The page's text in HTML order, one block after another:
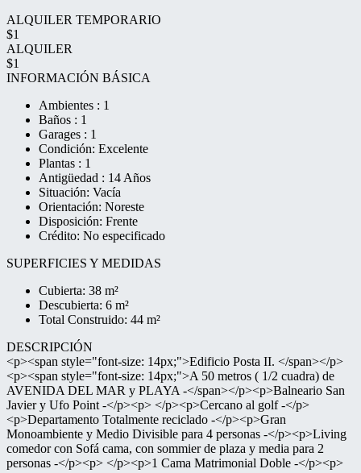
ALQUILER TEMPORARIO
$1
ALQUILER
$1
INFORMACIÓN BÁSICA
Ambientes : 1
Baños : 1
Garages : 1
Condición: Excelente
Plantas : 1
Antigüedad : 14 Años
Situación: Vacía
Orientación: Noreste
Disposición: Frente
Crédito: No especificado
SUPERFICIES Y MEDIDAS
Cubierta: 38 m²
Descubierta: 6 m²
Total Construido: 44 m²
DESCRIPCIÓN
<p><span style="font-size: 14px;">Edificio Posta II. </span></p>
<p><span style="font-size: 14px;">A 50 metros ( 1/2 cuadra) de
AVENIDA DEL MAR y PLAYA -</span></p><p>Balneario San
Javier y Ufo Point -</p><p> </p><p>Cercano al golf -</p>
<p>Departamento Totalmente reciclado -</p><p>Gran
Monoambiente y Medio Divisible para 4 personas -</p><p>Living
comedor con Sofá cama, con sommier de plaza y media para 2
personas -</p><p> </p><p>1 Cama Matrimonial Doble -</p><p>